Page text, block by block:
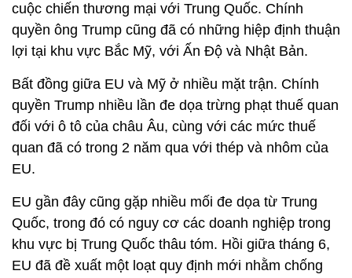
cuộc chiến thương mại với Trung Quốc. Chính
quyền ông Trump cũng đã có những hiệp định thuận
lợi tại khu vực Bắc Mỹ, với Ấn Độ và Nhật Bản.
Bất đồng giữa EU và Mỹ ở nhiều mặt trận. Chính
quyền Trump nhiều lần đe dọa trừng phạt thuế quan
đối với ô tô của châu Âu, cùng với các mức thuế
quan đã có trong 2 năm qua với thép và nhôm của
EU.
EU gần đây cũng gặp nhiều mối đe dọa từ Trung
Quốc, trong đó có nguy cơ các doanh nghiệp trong
khu vực bị Trung Quốc thâu tóm. Hồi giữa tháng 6,
EU đã đề xuất một loạt quy định mới nhằm chống